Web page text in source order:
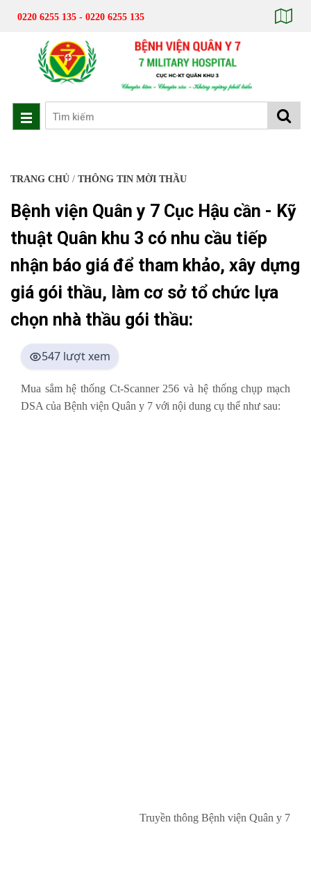
0220 6255 135 - 0220 6255 135
TRANG CHỦ / THÔNG TIN MỜI THẦU
Bệnh viện Quân y 7 Cục Hậu cần - Kỹ
thuật Quân khu 3 có nhu cầu tiếp
nhận báo giá để tham khảo, xây dựng
giá gói thầu, làm cơ sở tổ chức lựa
chọn nhà thầu gói thầu:
547 lượt xem
Mua sắm hệ thống Ct-Scanner 256 và hệ thống chụp mạch
DSA của Bệnh viện Quân y 7 với nội dung cụ thể như sau:
Truyền thông Bệnh viện Quân y 7